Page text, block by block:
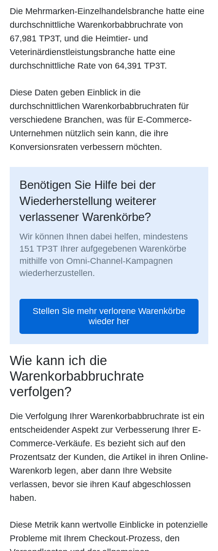
Die Mehrmarken-Einzelhandelsbranche hatte eine
durchschnittliche Warenkorbabbruchrate von
67,981 TP3T, und die Heimtier- und
Veterinärdienstleistungsbranche hatte eine
durchschnittliche Rate von 64,391 TP3T.
Diese Daten geben Einblick in die
durchschnittlichen Warenkorbabbruchraten für
verschiedene Branchen, was für E-Commerce-
Unternehmen nützlich sein kann, die ihre
Konversionsraten verbessern möchten.
Benötigen Sie Hilfe bei der
Wiederherstellung weiterer
verlassener Warenkörbe?
Wir können Ihnen dabei helfen, mindestens
151 TP3T Ihrer aufgegebenen Warenkörbe
mithilfe von Omni-Channel-Kampagnen
wiederherzustellen.
Stellen Sie mehr verlorene Warenkörbe
wieder her
Wie kann ich die
Warenkorbabbruchrate
verfolgen?
Die Verfolgung Ihrer Warenkorbabbruchrate ist ein
entscheidender Aspekt zur Verbesserung Ihrer E-
Commerce-Verkäufe. Es bezieht sich auf den
Prozentsatz der Kunden, die Artikel in ihren Online-
Warenkorb legen, aber dann Ihre Website
verlassen, bevor sie ihren Kauf abgeschlossen
haben.
Diese Metrik kann wertvolle Einblicke in potenzielle
Probleme mit Ihrem Checkout-Prozess, den